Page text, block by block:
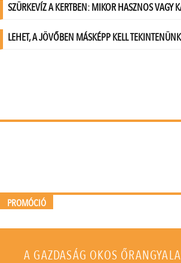
PROMÓCIÓ
A GAZDASÁG OKOS ŐRANGYALA